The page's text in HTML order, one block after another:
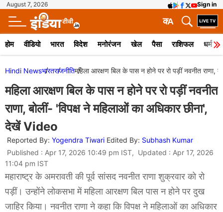
August 7, 2026 Sign in
A
क
होम वीडियो भारत विदेश मनोरंजन खेल पैसा राशिफल धर्म
Hindi Newsभारतराजनीतिमहिला आरक्षण बिल के पास न होने पर रो पड़ीं नवनीत राणा,
महिला आरक्षण बिल के पास न होने पर रो पड़ीं नवनीत
राणा, बोलीं- 'विपक्ष ने महिलाओं का अधिकार छीना',
देखें Video
Reported By: Yogendra Tiwari Edited By: Subhash Kumar
Published : Apr 17, 2026 10:49 pm IST, Updated : Apr 17, 2026
11:04 pm IST
महाराष्ट्र के अमरावती की पूर्व सांसद नवनीत राणा शुक्रवार को रो
पड़ीं। उन्होंने लोकसभा में महिला आरक्षण बिल पास न होने पर दुख
जाहिर किया। नवनीत राणा ने कहा कि विपक्ष ने महिलाओं का अधिकार